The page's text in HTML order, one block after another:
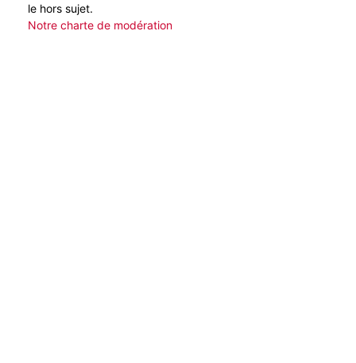
le hors sujet.
Notre charte de modération